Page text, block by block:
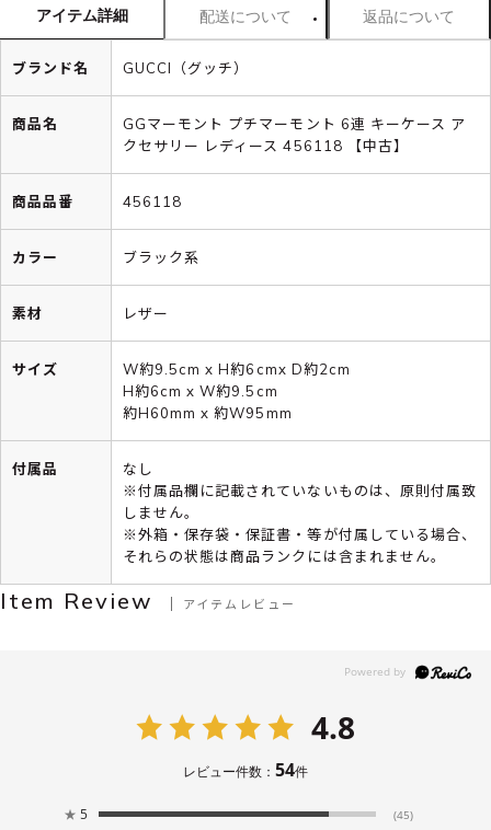
アイテム詳細 配送について 返品について
ブランド名 GUCCI（グッチ）
商品名
GGマーモント プチマーモント 6連 キーケース ア
クセサリー レディース 456118 【中古】
商品品番 456118
カラー ブラック系
素材 レザー
サイズ
W約9.5cm x H約6cmx D約2cm
H約6cm x W約9.5cm
約H60mm x 約W95mm
付属品
なし
※付属品欄に記載されていないものは、原則付属致
しません。
※外箱・保存袋・保証書・等が付属している場合、
それらの状態は商品ランクには含まれません。
Item Review アイテムレビュー
4.8
レビュー件数： 54件
★ 5 (45)